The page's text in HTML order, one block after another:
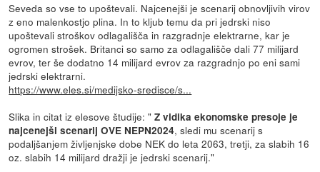
Seveda so vse to upoštevali. Najcenejši je scenarij obnovljivih virov
z eno malenkostjo plina. In to kljub temu da pri jedrski niso
upoštevali stroškov odlagališča in razgradnje elektrarne, kar je
ogromen strošek. Britanci so samo za odlagališče dali 77 milijard
evrov, ter še dodatno 14 milijard evrov za razgradnjo po eni sami
jedrski elektrarni.
https://www.eles.si/medijsko-sredisce/s...
Slika in citat iz elesove študije: " Z vidika ekonomske presoje je
najcenejši scenarij OVE NEPN2024, sledi mu scenarij s
podaljšanjem življenjske dobe NEK do leta 2063, tretji, za slabih 16
oz. slabih 14 milijard dražji je jedrski scenarij."